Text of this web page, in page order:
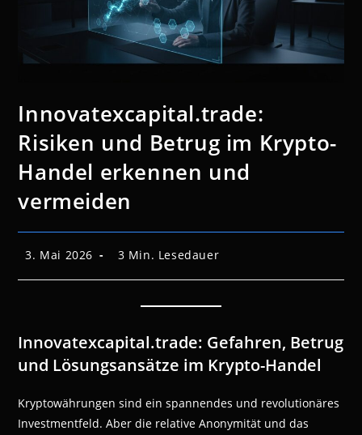
Innovatexcapital.trade:
Risiken und Betrug im Krypto-
Handel erkennen und
vermeiden
Beitrag
3. Mai 2026 Lesedauer:
3 Min. Lesedauer
Innovatexcapital.trade: Gefahren, Betrug
und Lösungsansätze im Krypto-Handel
Kryptowährungen sind ein spannendes und revolutionäres
Investmentfeld. Aber die relative Anonymität und das